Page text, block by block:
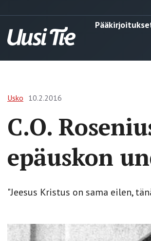
Usko 10.2.2016
C.O.
epäuskon
"Jeesus Kristus on sama eilen,